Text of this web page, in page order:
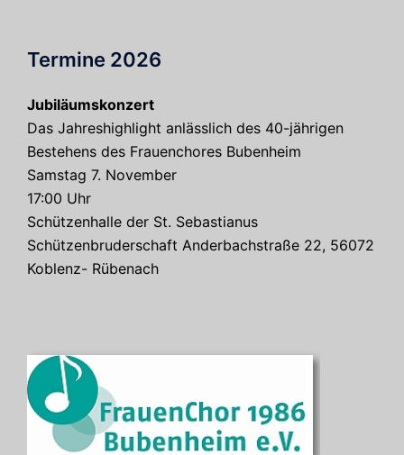
Termine 2026
Jubiläumskonzert
Das Jahreshighlight anlässlich des 40-jährigen
Bestehens des Frauenchores Bubenheim
Samstag 7. November
17:00 Uhr
Schützenhalle der St. Sebastianus
Schützenbruderschaft Anderbachstraße 22, 56072
Koblenz- Rübenach